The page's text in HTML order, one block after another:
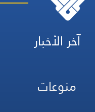
آخر الأخبار
منوعات